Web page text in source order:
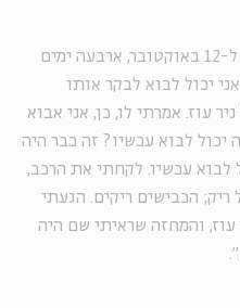
"הייתי בים המלח בלילה שבין 11 ל-12 באוקטובר, ארבעה ימים
יכול לבוא לבקר אותו
עוז. אמרתי לו, כן, אני אבוא
יכול לבוא עכשיו? זה כבר היה
לבוא עכשיו. לקחתי את הרכב,
ריק; הכבישים ריקים. הגעתי
עוז, והמחזה שראיתי שם היה